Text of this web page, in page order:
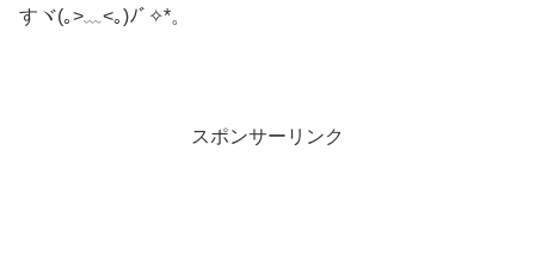
すヾ(｡>﹏<｡)ﾉﾞ✧*。
スポンサーリンク